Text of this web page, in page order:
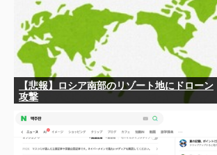
【悲報】ロシア南部のリゾート地にドローン
攻撃